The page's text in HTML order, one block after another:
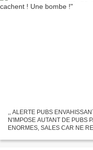
,, ALERTE PUBS
N'IMPOSE AUTANT DE PUBS
ENORMES, SALES CAR NE
COMME CELUI-CI ! Over-blog...